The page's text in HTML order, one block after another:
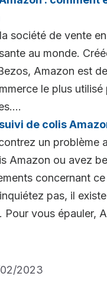
société de vente
au monde.
Amazon est
le plus utilisé
de colis
un problème
Amazon ou avez
concernant ce
pas, il
Pour vous épauler,
2023